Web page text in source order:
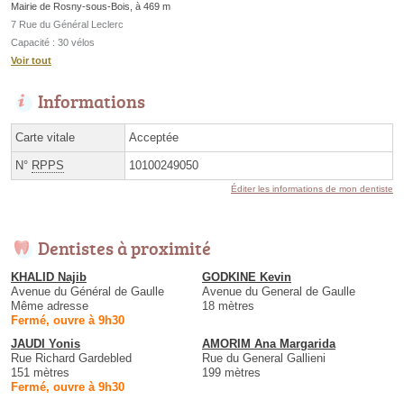
Mairie de Rosny-sous-Bois, à 469 m
7 Rue du Général Leclerc
Capacité : 30 vélos
Voir tout
Informations
Carte vitale Acceptée
N° RPPS 10100249050
Éditer les informations de mon dentiste
Dentistes à proximité
KHALID Najib
Avenue du Général de Gaulle
Même adresse
Fermé, ouvre à 9h30
GODKINE Kevin
Avenue du General de Gaulle
18 mètres
JAUDI Yonis
Rue Richard Gardebled
151 mètres
Fermé, ouvre à 9h30
AMORIM Ana Margarida
Rue du General Gallieni
199 mètres